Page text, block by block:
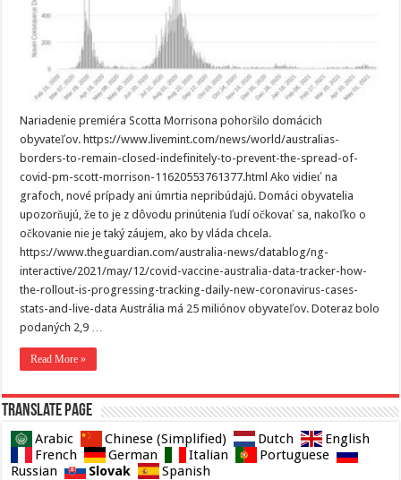
Nariadenie premiéra Scotta Morrisona pohoršilo domácich
obyvateľov. https://www.livemint.com/news/world/australias-
borders-to-remain-closed-indefinitely-to-prevent-the-spread-of-
covid-pm-scott-morrison-11620553761377.html Ako vidieť na
grafoch, nové prípady ani úmrtia nepribúdajú. Domáci obyvatelia
upozorňujú, že to je z dôvodu prinútenia ľudí očkovať sa, nakoľko o
očkovanie nie je taký záujem, ako by vláda chcela.
https://www.theguardian.com/australia-news/datablog/ng-
interactive/2021/may/12/covid-vaccine-australia-data-tracker-how-
the-rollout-is-progressing-tracking-daily-new-coronavirus-cases-
stats-and-live-data Austrália má 25 miliónov obyvateľov. Doteraz bolo
podaných 2,9 …
Read More »
Translate page
Arabic Chinese (Simplified) Dutch
English
French
German Italian
Portuguese
Russian
Slovak Spanish